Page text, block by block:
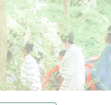
Skip to main content